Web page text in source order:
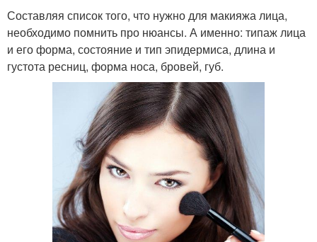
Составляя список того, что нужно для макияжа лица,
необходимо помнить про нюансы. А именно: типаж лица
и его форма, состояние и тип эпидермиса, длина и
густота ресниц, форма носа, бровей, губ.